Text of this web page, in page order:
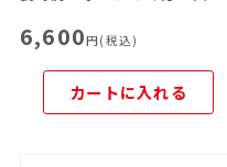
6,600円(税込)
カートに入れる